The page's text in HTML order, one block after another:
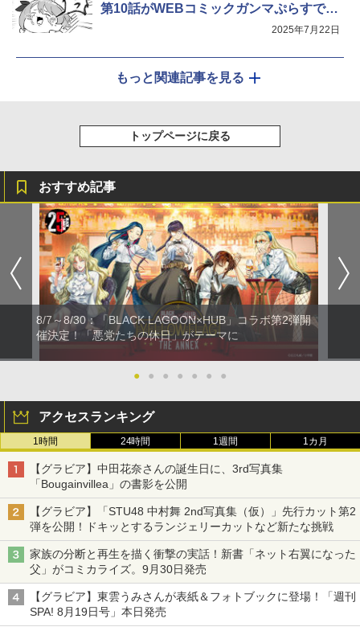
第10話がWEBコミックガンマぷらすで公
2025年7月22日
もっと関連記事を見る
トップページに戻る
おすすめ記事
8/7～8/30：「BLACK LAGOON×HUB」コラボ第2弾開
催決定！「悪党たちの休日」がテーマに
● ● ● ● ● ● ●
アクセスランキング
1時間 24時間 1週間 1カ月
【グラビア】中田花奈さんの誕生日に、3rd写真集
「Bougainvillea」の書影を公開
【グラビア】「STU48 中村舞 2nd写真集（仮）」先行カット第2
弾を公開！ドキッとするランジェリーカットなど新たな挑戦
家族の分断と再生を描く衝撃の実話！新書「ネット右翼になった
父」がコミカライズ。9月30日発売
【グラビア】東雲うみさんが表紙＆フォトブックに登場！「週刊
SPA! 8月19日号」本日発売